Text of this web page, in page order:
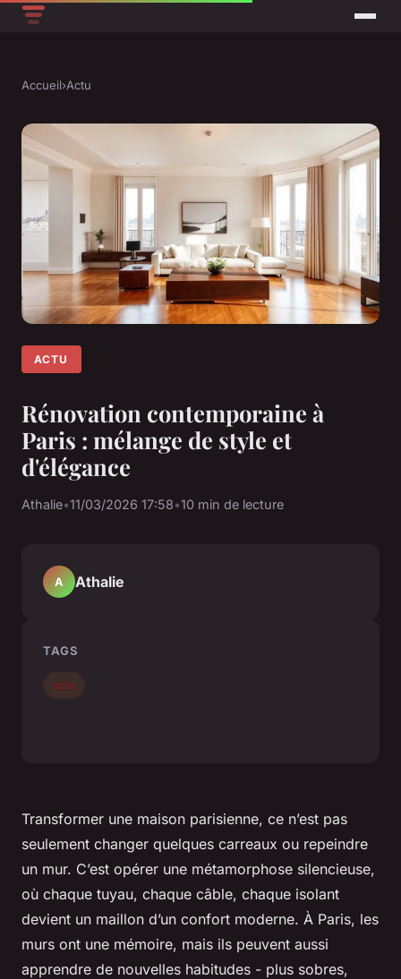
Accueil›Actu
ACTU
Rénovation contemporaine à
Paris : mélange de style et
d'élégance
Athalie•11/03/2026 17:58•10 min de lecture
Transformer une maison parisienne, ce n’est pas
seulement changer quelques carreaux ou repeindre
un mur. C’est opérer une métamorphose silencieuse,
où chaque tuyau, chaque câble, chaque isolant
devient un maillon d’un confort moderne. À Paris, les
murs ont une mémoire, mais ils peuvent aussi
apprendre de nouvelles habitudes - plus sobres,
A Athalie
TAGS
actu